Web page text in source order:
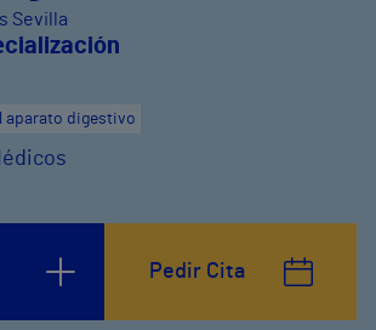
Sevilla
aparato digestivo
Pedir Cita